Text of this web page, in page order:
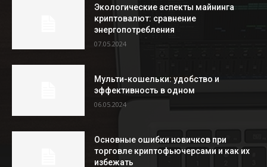
Экологические аспекты майнинга
криптовалют: сравнение
энергопотребления
07.05.2024
Мульти-кошельки: удобство и
эффективность в одном
06.05.2024
Основные ошибки новичков при
торговле криптофьючерсами и как их
избежать